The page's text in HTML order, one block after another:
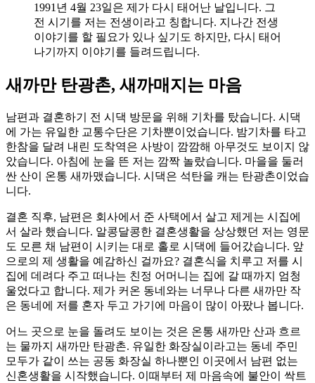
1991년 4월 23일은 제가 다시 태어난 날입니다. 그
전 시기를 저는 전생이라고 칭합니다. 지나간 전생
이야기를 할 필요가 있나 싶기도 하지만, 다시 태어
나기까지 이야기를 들려드립니다.
새까만 탄광촌, 새까매지는 마음
남편과 결혼하기 전 시댁 방문을 위해 기차를 탔습니다. 시댁
에 가는 유일한 교통수단은 기차뿐이었습니다. 밤기차를 타고
한참을 달려 내린 도착역은 사방이 깜깜해 아무것도 보이지 않
았습니다. 아침에 눈을 뜬 저는 깜짝 놀랐습니다. 마을을 둘러
싼 산이 온통 새까맸습니다. 시댁은 석탄을 캐는 탄광촌이었습
니다.
결혼 직후, 남편은 회사에서 준 사택에서 살고 제게는 시집에
서 살라 했습니다. 알콩달콩한 결혼생활을 상상했던 저는 영문
도 모른 채 남편이 시키는 대로 홀로 시댁에 들어갔습니다. 앞
으로의 제 생활을 예감하신 걸까요? 결혼식을 치루고 저를 시
집에 데려다 주고 떠나는 친정 어머니는 집에 갈 때까지 엄청
울었다고 합니다. 제가 커온 동네와는 너무나 다른 새까만 작
은 동네에 저를 혼자 두고 가기에 마음이 많이 아팠나 봅니다.
어느 곳으로 눈을 돌려도 보이는 것은 온통 새까만 산과 흐르
는 물까지 새까만 탄광촌. 유일한 화장실이라고는 동네 주민
모두가 같이 쓰는 공동 화장실 하나뿐인 이곳에서 남편 없는
신혼생활을 시작했습니다. 이때부터 제 마음속에 불안이 싹트